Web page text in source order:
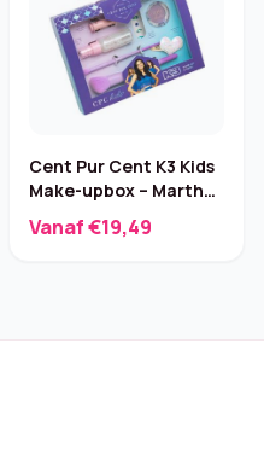
Cent Pur Cent K3 Kids
Make-upbox – Marthe
(glitter)
Vanaf €19,49